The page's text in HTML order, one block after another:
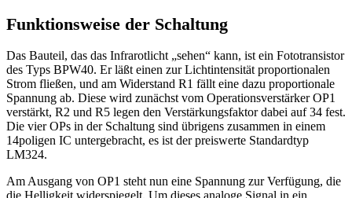
Funktionsweise der Schaltung
Das Bauteil, das das Infrarotlicht „sehen“ kann, ist ein Fototransistor
des Typs BPW40. Er läßt einen zur Lichtintensität proportionalen
Strom fließen, und am Widerstand R1 fällt eine dazu proportionale
Spannung ab. Diese wird zunächst vom Operationsverstärker OP1
verstärkt, R2 und R5 legen den Verstärkungsfaktor dabei auf 34 fest.
Die vier OPs in der Schaltung sind übrigens zusammen in einem
14poligen IC untergebracht, es ist der preiswerte Standardtyp
LM324.
Am Ausgang von OP1 steht nun eine Spannung zur Verfügung, die